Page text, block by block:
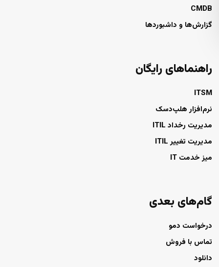
CMDB
گزارش‌ها و داشبوردها
راهنماهای رایگان
ITSM
نرم‌افزار هلپ‌دسک
مدیریت رخداد ITIL
مدیریت تغییر ITIL
میز خدمت IT
گام‌های بعدی
درخواست دمو
تماس با فروش
دانلود